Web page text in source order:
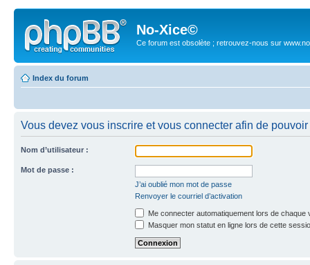
No-Xice©
Ce forum est obsolète ; retrouvez-nous sur
Index du forum
Vous devez vous inscrire et vous connecter afin de
Nom d’utilisateur :
Mot de passe :
J’ai oublié mon mot de passe
Renvoyer le courriel d’activation
Me connecter automatiquement lors de chaque
Masquer mon statut en ligne lors de cette